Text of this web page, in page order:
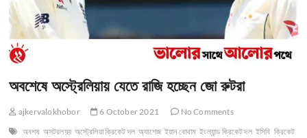
অবশেষে অস্ট্রেলিয়ায় যেতে রাজি হচ্ছেন জো রুটরা
ajkervalokhobor 6 October 2021
No Comments
অবশষ অসটরলয়য় অস্ট্রেলিয়া ক্রিকেট দল অ্যাশেজ ইয়ান বোথাম ইংল্যান্ড ক্রিকেট দল ইসিবি ক্রিকেট